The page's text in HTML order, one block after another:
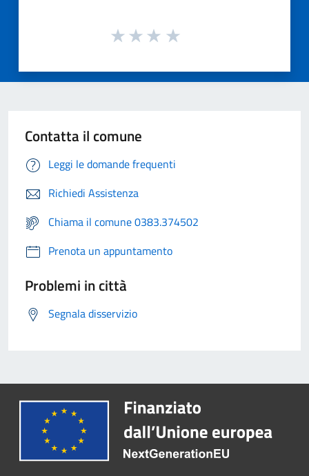
Contatta il comune
Leggi le domande frequenti
Richiedi Assistenza
Chiama il comune 0383.374502
Prenota un appuntamento
Problemi in città
Segnala disservizio